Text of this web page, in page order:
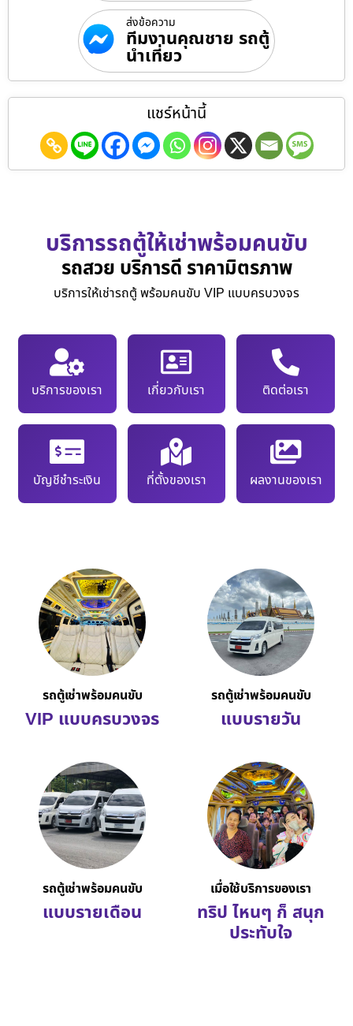
ส่งข้อความ
ทีมงานคุณชาย รถตู้
นำเที่ยว
แชร์หน้านี้
บริการรถตู้ให้เช่าพร้อมคนขับ
รถสวย บริการดี ราคามิตรภาพ
บริการให้เช่ารถตู้ พร้อมคนขับ VIP แบบครบวงจร
บริการของเรา เกี่ยวกับเรา ติดต่อเรา
บัญชีชำระเงิน ที่ตั้งของเรา ผลงานของเรา
รถตู้เช่าพร้อมคนขับ
VIP แบบครบวงจร
รถตู้เช่าพร้อมคนขับ
แบบรายวัน
รถตู้เช่าพร้อมคนขับ
แบบรายเดือน
เมื่อใช้บริการของเรา
ทริป ไหนๆ ก็ สนุก
ประทับใจ